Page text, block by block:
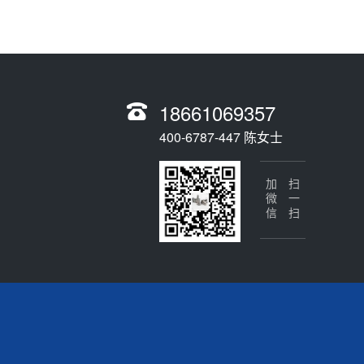
18661069357
400-6787-447 陈女士
扫一扫
加微信